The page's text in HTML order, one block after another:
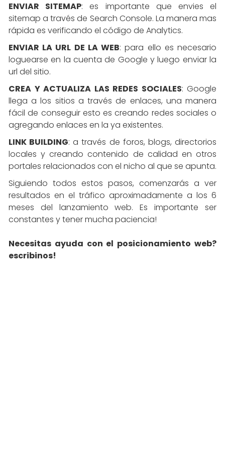
ENVIAR SITEMAP: es importante que envies el
sitemap a través de Search Console. La manera mas
rápida es verificando el código de Analytics.
ENVIAR LA URL DE LA WEB: para ello es necesario
loguearse en la cuenta de Google y luego enviar la
url del sitio.
CREA Y ACTUALIZA LAS REDES SOCIALES: Google
llega a los sitios a través de enlaces, una manera
fácil de conseguir esto es creando redes sociales o
agregando enlaces en la ya existentes.
LINK BUILDING: a través de foros, blogs, directorios
locales y creando contenido de calidad en otros
portales relacionados con el nicho al que se apunta.
Siguiendo todos estos pasos, comenzarás a ver
resultados en el tráfico aproximadamente a los 6
meses del lanzamiento web. Es importante ser
constantes y tener mucha paciencia!
Necesitas ayuda con el posicionamiento web?
escribinos!